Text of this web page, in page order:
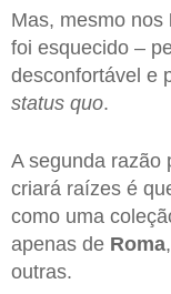
Mas, mesmo nos
foi esquecido –
desconfortável e
status quo.
A segunda razão
criará raízes é
como uma
apenas de Roma
outras.